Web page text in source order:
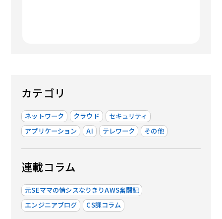
カテゴリ
ネットワーク クラウド
セキュリティ
アプリケーション
AI テレワーク その他
連載コラム
元SEママの情シスなりきりAWS奮闘記
エンジニアブログ
CS課コラム